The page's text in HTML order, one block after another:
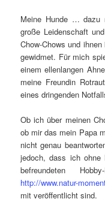
Meine Hunde … dazu
große Leidenschaft
Chow-Chows und
gewidmet. Für mich
einem ellenlangen
meine Freundin
eines dringenden
Ob ich über meinen
ob mir das mein Papa
nicht genau
jedoch, dass ich ohne
befreundeten
http://www.natur-
mit veröffentlicht sind.